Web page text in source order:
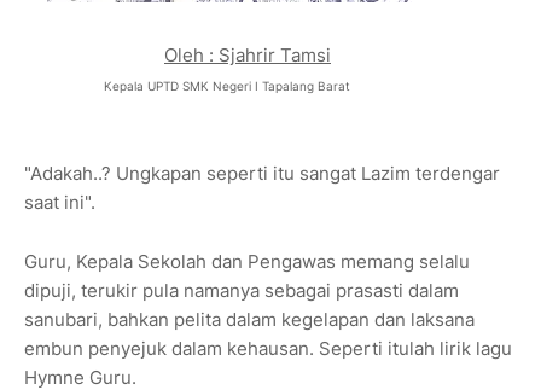
Oleh : Sjahrir Tamsi
Kepala UPTD SMK Negeri I Tapalang Barat
"Adakah..? Ungkapan seperti itu sangat Lazim terdengar
saat ini".
Guru, Kepala Sekolah dan Pengawas memang selalu
dipuji, terukir pula namanya sebagai prasasti dalam
sanubari, bahkan pelita dalam kegelapan dan laksana
embun penyejuk dalam kehausan. Seperti itulah lirik lagu
Hymne Guru.